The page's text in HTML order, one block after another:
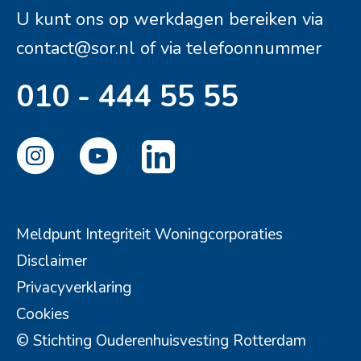
U kunt ons op werkdagen bereiken via
contact@sor.nl of via telefoonnummer
010 - 444 55 55
© Stichting Ouderenhuisvesting Rotterdam
Meldpunt Integriteit Woningcorporaties
Disclaimer
Privacyverklaring
Cookies